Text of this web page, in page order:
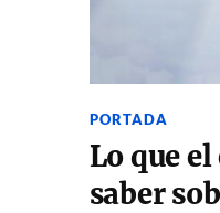
PORTADA
Lo que
saber